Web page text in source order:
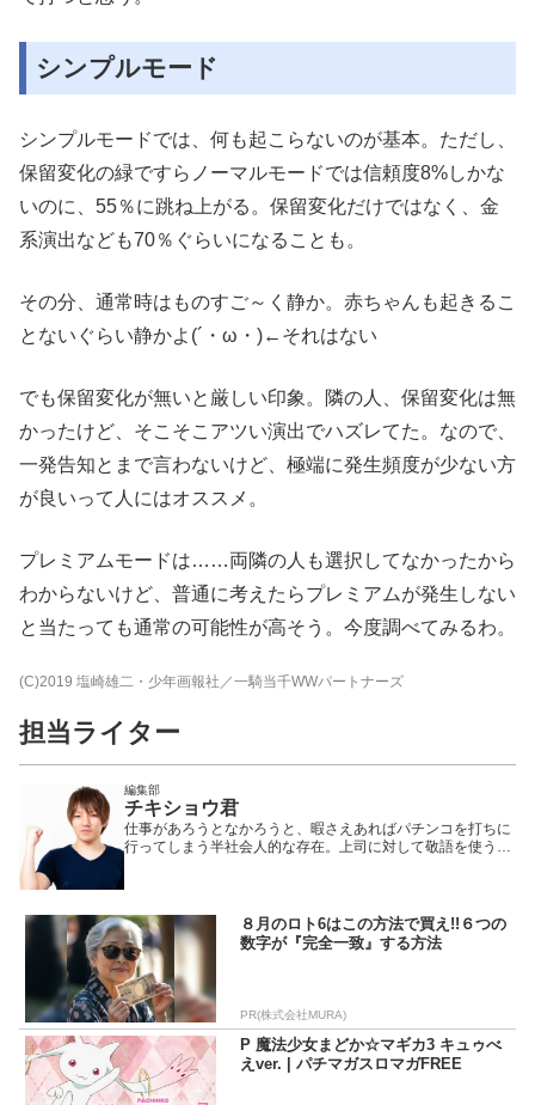
シンプルモード
シンプルモードでは、何も起こらないのが基本。ただし、
保留変化の緑ですらノーマルモードでは信頼度8%しかな
いのに、55％に跳ね上がる。保留変化だけではなく、金
系演出なども70％ぐらいになることも。
その分、通常時はものすご～く静か。赤ちゃんも起きるこ
とないぐらい静かよ(´・ω・)←それはない
でも保留変化が無いと厳しい印象。隣の人、保留変化は無
かったけど、そこそこアツい演出でハズレてた。なので、
一発告知とまで言わないけど、極端に発生頻度が少ない方
が良いって人にはオススメ。
プレミアムモードは……両隣の人も選択してなかったから
わからないけど、普通に考えたらプレミアムが発生しない
と当たっても通常の可能性が高そう。今度調べてみるわ。
(C)2019 塩崎雄二・少年画報社／一騎当千WWパートナーズ
担当ライター
編集部
チキショウ君
仕事があろうとなかろうと、暇さえあればパチンコを打ちに
行ってしまう半社会人的な存在。上司に対して敬語を使うこ
しかし、ことパチンコに対しての情熱は人一倍すごく、編集
部員の中でも一番打っている。そのため、ライターのように
原稿を書くこともあれば、実戦企画にも参戦することも多
い。現在は携帯サイト連載企画「遊タイマーズ」として毛玉
3号と仲良く(?)過ごしている。
８月のロト6はこの方法で買え!!６つの
数字が『完全一致』する方法
PR(株式会社MURA)
P 魔法少女まどか☆マギカ3 キュゥべ
えver. | パチマガスロマガFREE